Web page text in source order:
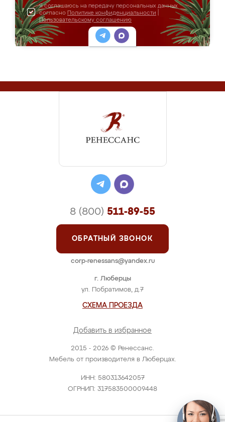
Я соглашаюсь на передачу персональных данных
согласно Политике конфиденциальности
Пользовательскому соглашению
2015 - 2026 © Ренессанс.
Мебель от производителя в Люберцах.
ИНН: 580313642057
ОГРНИП: 317583500009448
г. Люберцы
ул. Побратимов, д.7
СХЕМА ПРОЕЗДА
Добавить в избранное
8 (800) 511-89-55
ОБРАТНЫЙ ЗВОНОК
corp-renessans@yandex.ru